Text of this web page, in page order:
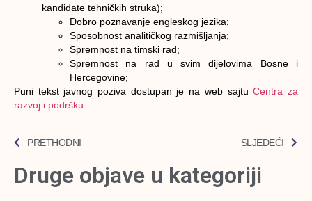
kandidate tehničkih struka);
Dobro poznavanje engleskog jezika;
Sposobnost analitičkog razmišljanja;
Spremnost na timski rad;
Spremnost na rad u svim dijelovima Bosne i
Hercegovine;
Puni tekst javnog poziva dostupan je na web sajtuCentra za
razvoj i podršku
PRETHODNI SLJEDEĆI
Druge objave u kategoriji